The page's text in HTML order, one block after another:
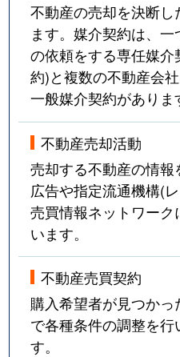
不動産の売却を決断
ます。媒介契約は、
の依頼をする専任媒
約)と複数の不動産会
一般媒介契約がありま
不動産売却活動
売却する不動産の情
広告や指定流通機構(
売買情報ネットワー
います。
不動産売買契約
購入希望者が見つか
で各種条件の調整を
す。